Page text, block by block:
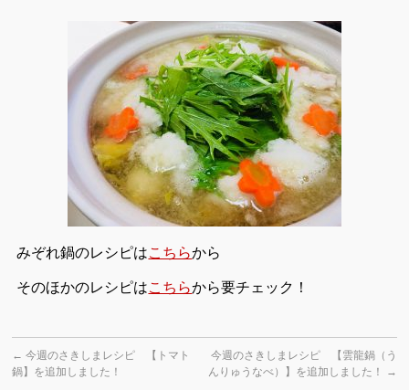
みぞれ鍋のレシピはこちらから
そのほかのレシピはこちらから要チェック！
← 今週のさきしまレシピ 【トマト
鍋】を追加しました！
今週のさきしまレシピ 【雲龍鍋（う
んりゅうなべ）】を追加しました！
→